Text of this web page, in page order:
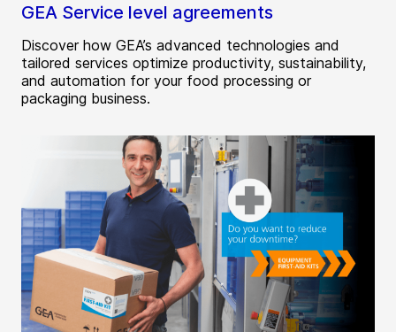
GEA Service level agreements
Discover how GEA’s advanced technologies and
tailored services optimize productivity, sustainability,
and automation for your food processing or
packaging business.